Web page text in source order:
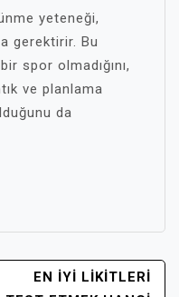
yeteneği,
gerektirir. Bu
spor olmadığını,
ve planlama
da
EN İYI LIKITLERI